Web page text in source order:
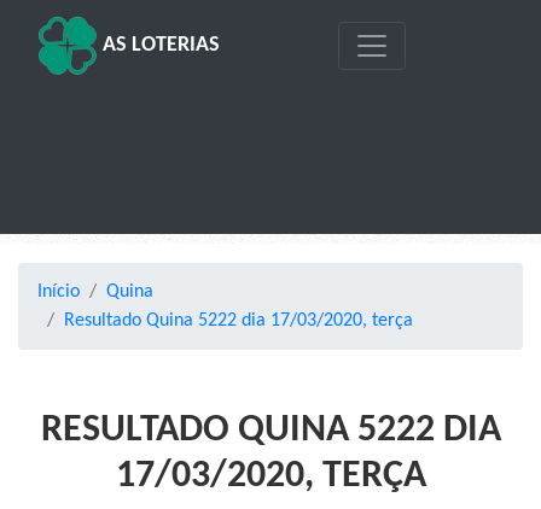
AS LOTERIAS
Início
Quina
Resultado Quina 5222 dia 17/03/2020, terça
RESULTADO QUINA 5222 DIA
17/03/2020, TERÇA